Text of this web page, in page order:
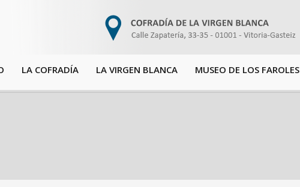
LA COFRADÍA LA VIRGEN BLANCA MUSEO DE LOS FAROLES